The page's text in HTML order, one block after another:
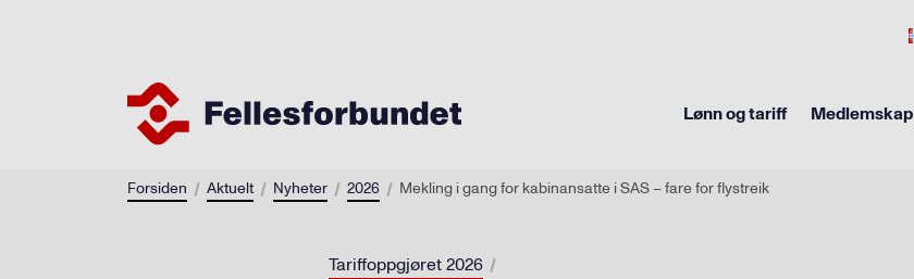
Lønn og tariff Medlemskap
Forsiden Aktuelt Nyheter 2026 Mekling i gang for kabinansatte i SAS – fare for flystreik
Tariffoppgjøret 2026